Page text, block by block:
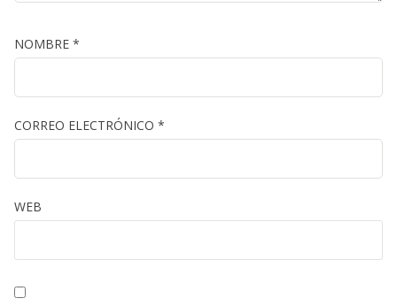
NOMBRE *
CORREO ELECTRÓNICO *
WEB